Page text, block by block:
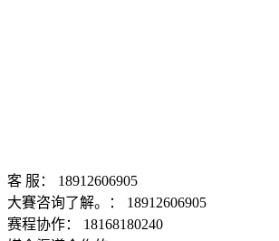
客 服： 18912606905
大賽咨询了解。： 18912606905
赛程协作： 18168180240